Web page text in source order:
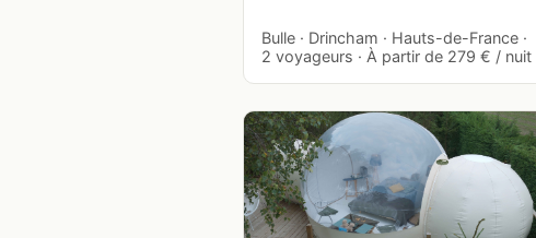
Bulle · Drincham · Hauts-de-France ·
2 voyageurs · À partir de 279 € / nuit